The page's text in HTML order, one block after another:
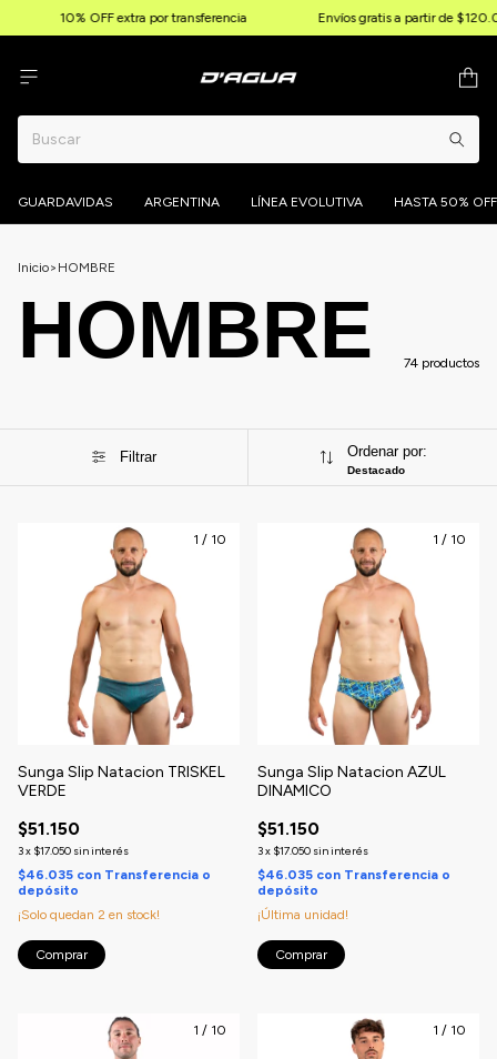
10% OFF extra por transferencia Envíos gratis a partir de
GUARDAVIDAS ARGENTINA LÍNEA EVOLUTIVA HASTA 50% OFF
Inicio> HOMBRE
HOMBRE 74 productos
Filtrar Ordenar por:
Destacado
1 / 10
Sunga Slip Natacion TRISKEL
VERDE
$51.150
3x $17.050 sin interés
$46.035 con Transferencia o
depósito
¡Solo quedan 2 en stock!
Comprar
1 / 10
Sunga Slip Natacion AZUL
DINAMICO
$51.150
3x $17.050 sin interés
$46.035 con Transferencia o
depósito
¡Última unidad!
Comprar
1 / 10 1 / 10